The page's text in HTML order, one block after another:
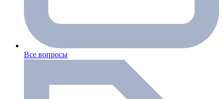
Все вопросы